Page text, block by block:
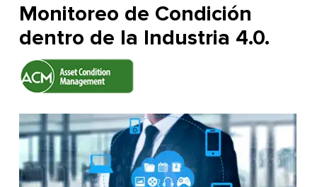
Monitoreo de Condición
dentro de la Industria 4.0.